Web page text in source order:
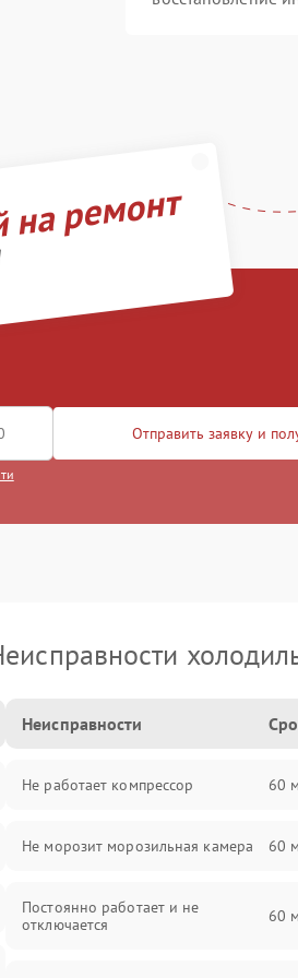
ремонт
Отправить заявку и
Неисправности
Не работает компрессор 60
Не морозит морозильная камера 60
Постоянно работает и не
отключается
60